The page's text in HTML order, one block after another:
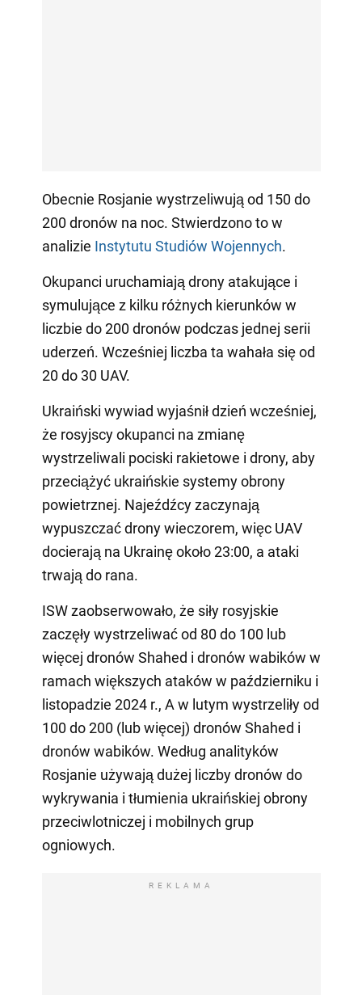
Obecnie Rosjanie wystrzeliwują od 150 do
200 dronów na noc. Stwierdzono to w
analizie Instytutu Studiów Wojennych.
Okupanci uruchamiają drony atakujące i
symulujące z kilku różnych kierunków w
liczbie do 200 dronów podczas jednej serii
uderzeń. Wcześniej liczba ta wahała się od
20 do 30 UAV.
Ukraiński wywiad wyjaśnił dzień wcześniej,
że rosyjscy okupanci na zmianę
wystrzeliwali pociski rakietowe i drony, aby
przeciążyć ukraińskie systemy obrony
powietrznej. Najeźdźcy zaczynają
wypuszczać drony wieczorem, więc UAV
docierają na Ukrainę około 23:00, a ataki
trwają do rana.
ISW zaobserwowało, że siły rosyjskie
zaczęły wystrzeliwać od 80 do 100 lub
więcej dronów Shahed i dronów wabików w
ramach większych ataków w październiku i
listopadzie 2024 r., A w lutym wystrzeliły od
100 do 200 (lub więcej) dronów Shahed i
dronów wabików. Według analityków
Rosjanie używają dużej liczby dronów do
wykrywania i tłumienia ukraińskiej obrony
przeciwlotniczej i mobilnych grup
ogniowych.
REKLAMA